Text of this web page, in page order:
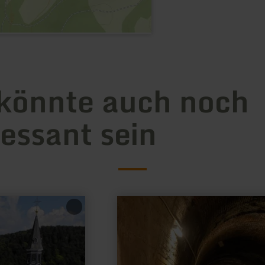
auch noch
sein